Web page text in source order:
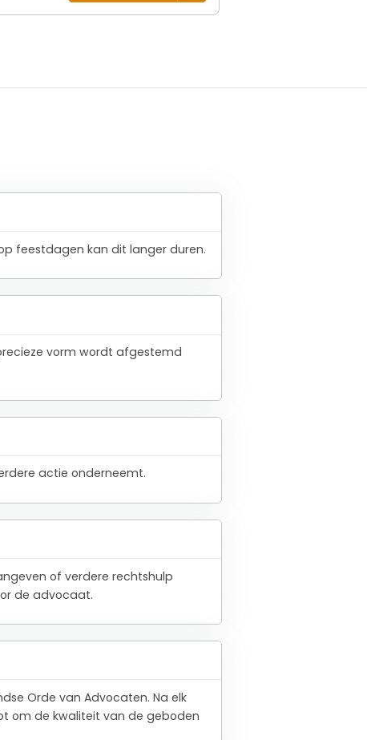
feestdagen kan dit langer duren.
vorm wordt afgestemd
actie onderneemt.
of verdere rechtshulp
de advocaat.
Orde van Advocaten. Na elk
om de kwaliteit van de geboden